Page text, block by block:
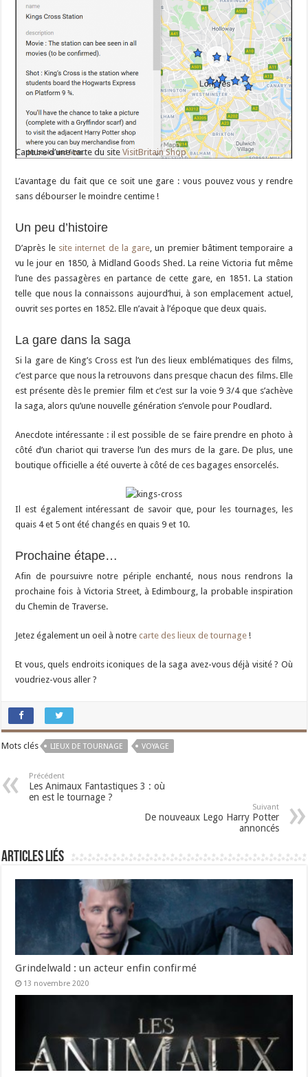
Capture d’une carte du siteVisitBritain Shop
L’avantage du fait que ce soit une gare : vous pouvez vous y rendre
sans débourser le moindre centime !
Un peu d’histoire
D’après le site internet de la gare, un premier bâtiment temporaire a
vu le jour en 1850, à Midland Goods Shed. La reine Victoria fut même
l’une des passagères en partance de cette gare, en 1851. La station
telle que nous la connaissons aujourd’hui, à son emplacement actuel,
ouvrit ses portes en 1852. Elle n’avait à l’époque que deux quais.
La gare dans la saga
Si la gare de King’s Cross est l’un des lieux emblématiques des films,
c’est parce que nous la retrouvons dans presque chacun des films. Elle
est présente dès le premier film et c’est sur la voie 9 3/4 que s’achève
la saga, alors qu’une nouvelle génération s’envole pour Poudlard.
Anecdote intéressante : il est possible de se faire prendre en photo à
côté d’un chariot qui traverse l’un des murs de la gare. De plus, une
boutique officielle a été ouverte à côté de ces bagages ensorcelés.
Il est également intéressant de savoir que, pour les tournages, les
quais 4 et 5 ont été changés en quais 9 et 10.
Prochaine étape…
Afin de poursuivre notre périple enchanté, nous nous rendrons la
prochaine fois à Victoria Street, à Edimbourg, la probable inspiration
du Chemin de Traverse.
Jetez également un oeil à notrecarte des lieux de tournage !
Et vous, quels endroits iconiques de la saga avez-vous déjà visité ? Où
voudriez-vous aller ?
Mots clés LIEUX DE TOURNAGE VOYAGE
Précédent
Les Animaux Fantastiques 3 : où
en est le tournage ?
Suivant
De nouveaux Lego Harry Potter
annoncés
Articles liés
Grindelwald : un acteur enfin confirmé
13 novembre 2020